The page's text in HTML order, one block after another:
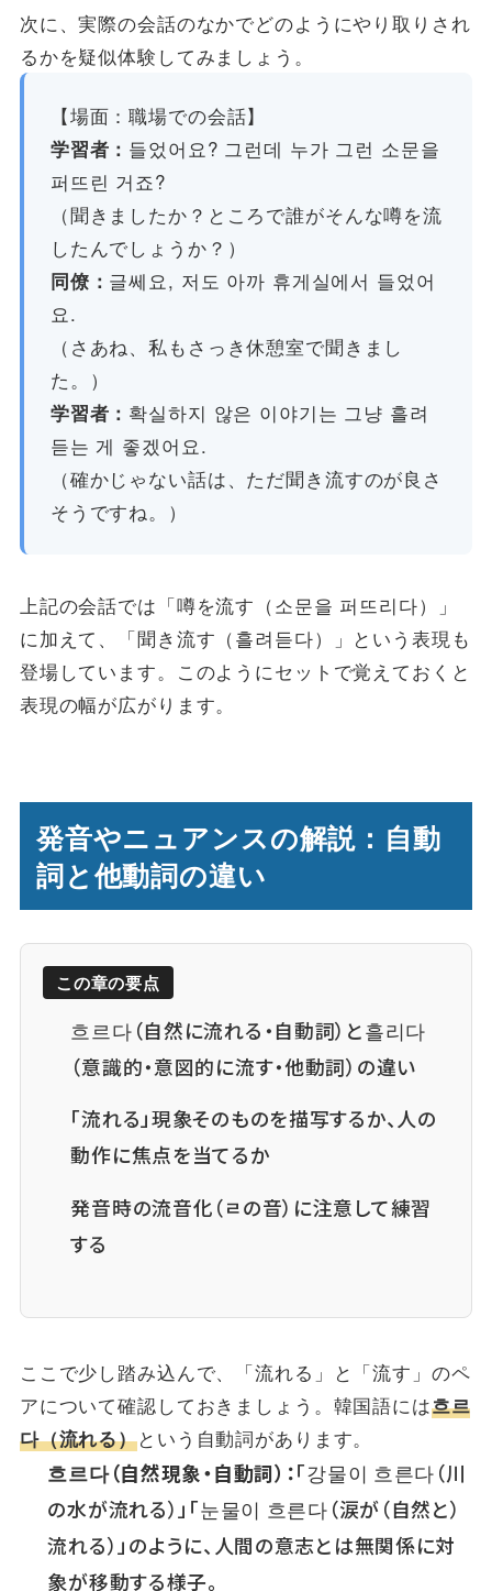
次に、実際の会話のなかでどのようにやり取りされ
るかを疑似体験してみましょう。
【場面：職場での会話】
学習者： 들었어요? 그런데 누가 그런 소문을
퍼뜨린 거죠?
（聞きましたか？ところで誰がそんな噂を流
したんでしょうか？）
同僚： 글쎄요, 저도 아까 휴게실에서 들었어
요.
（さあね、私もさっき休憩室で聞きまし
た。）
学習者： 확실하지 않은 이야기는 그냥 흘려
듣는 게 좋겠어요.
（確かじゃない話は、ただ聞き流すのが良さ
そうですね。）
上記の会話では「噂を流す（소문을 퍼뜨리다）」
に加えて、「聞き流す（흘려듣다）」という表現も
登場しています。このようにセットで覚えておくと
表現の幅が広がります。
発音やニュアンスの解説：自動
詞と他動詞の違い
この章の要点
흐르다（自然に流れる・自動詞）と흘리다
（意識的・意図的に流す・他動詞）の違い
「流れる」現象そのものを描写するか、人の
動作に焦点を当てるか
発音時の流音化（ㄹの音）に注意して練習
する
ここで少し踏み込んで、「流れる」と「流す」のペ
アについて確認しておきましょう。韓国語には흐르
다（流れる）という自動詞があります。
흐르다（自然現象・自動詞）：「강물이 흐른다（川
の水が流れる）」「눈물이 흐른다（涙が（自然と）
流れる）」のように、人間の意志とは無関係に対
象が移動する様子。